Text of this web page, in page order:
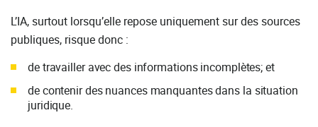
L’IA, surtout lorsqu’elle repose uniquement sur des sources
publiques, risque donc :
de travailler avec des informations incomplètes; et
de contenir des nuances manquantes dans la situation
juridique.